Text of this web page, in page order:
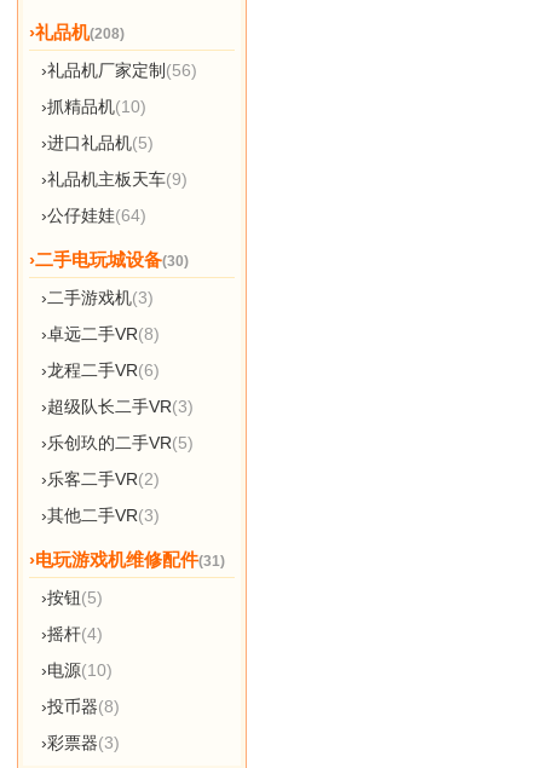
›礼品机(208)
›礼品机厂家定制 (56)
›抓精品机(10)
›进口礼品机(5)
›礼品机主板天车(9)
›公仔娃娃(64)
›二手电玩城设备(30)
›二手游戏机(3)
›卓远二手VR(8)
›龙程二手VR(6)
›超级队长二手VR(3)
›乐创玖的二手VR(5)
›乐客二手VR(2)
›其他二手VR(3)
›电玩游戏机维修配件(31)
›按钮(5)
›摇杆(4)
›电源(10)
›投币器(8)
›彩票器(3)